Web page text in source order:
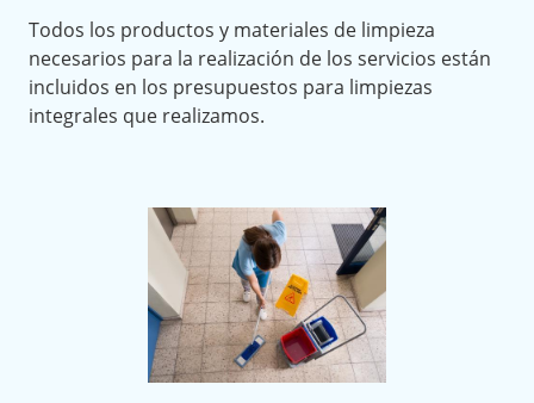
Todos los productos y materiales de limpieza
necesarios para la realización de los servicios están
incluidos en los presupuestos para limpiezas
integrales que realizamos.